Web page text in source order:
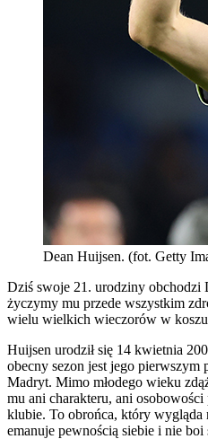
Dean Huijsen. (fot. Getty
Dziś swoje 21. urodziny obchodzi
życzymy mu przede wszystkim
wielu wielkich wieczorów w
Huijsen urodził się 14 kwietnia
obecny sezon jest jego pierwszym
Madryt. Mimo młodego wieku
mu ani charakteru, ani
klubie. To obrońca, który wygląda
emanuje pewnością siebie i nie